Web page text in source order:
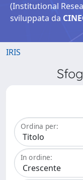
(Institutional
sviluppata da
IRIS
Ordina per:
In ordine: